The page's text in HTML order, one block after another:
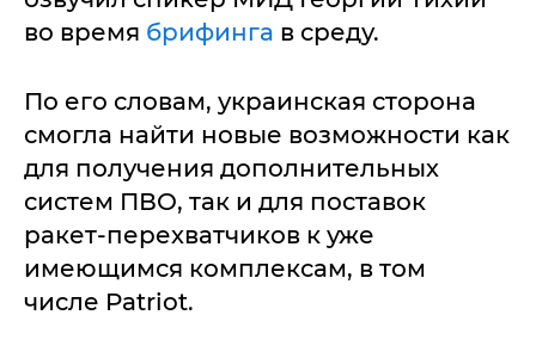
во время брифинга в среду.
По его словам, украинская сторона
смогла найти новые возможности как
для получения дополнительных
систем ПВО, так и для поставок
ракет-перехватчиков к уже
имеющимся комплексам, в том
числе Patriot.